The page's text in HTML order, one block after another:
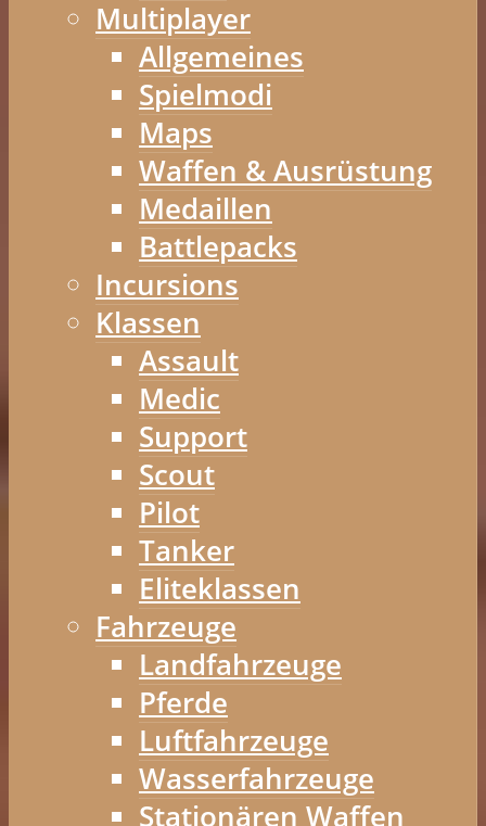
Multiplayer
Allgemeines
Spielmodi
Maps
Waffen & Ausrüstung
Medaillen
Battlepacks
Incursions
Klassen
Assault
Medic
Support
Scout
Pilot
Tanker
Eliteklassen
Fahrzeuge
Landfahrzeuge
Pferde
Luftfahrzeuge
Wasserfahrzeuge
Stationären Waffen